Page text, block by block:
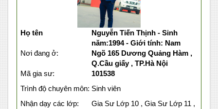
Họ tên
Nguyễn Tiến Thịnh - Sinh
năm:1994 - Giới tính: Nam
Nơi đang ở:
Ngõ 165 Dương Quảng Hàm ,
Q.Cầu giấy , TP.Hà Nội
Mã gia sư:
101538
Trình độ chuyên môn: Sinh viên
Nhận dạy các lớp:
Gia Sư Lớp 10 , Gia Sư Lớp 11 ,